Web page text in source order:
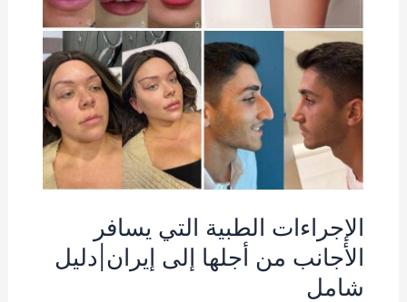
الإجراءات الطبية التي يسافر
الأجانب من أجلها إلى إيران|دليل
شامل
أجلها
إلى
إيران|
دليل
شامل